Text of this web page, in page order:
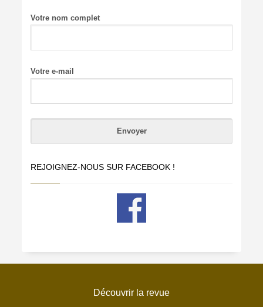
Votre nom complet
Votre e-mail
REJOIGNEZ-NOUS SUR FACEBOOK !
Découvrir la revue